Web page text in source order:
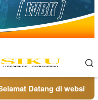
Datang di website